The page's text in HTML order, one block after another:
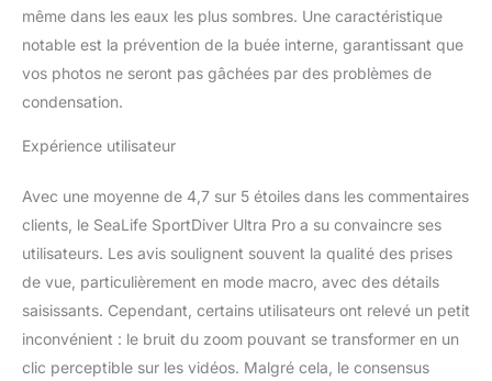
rapidement. La capsule
anti-buée Moisture
Muncher empêche la
Sea Dragon 2500F ou le
filtre inclus sur la coque
SportDiver ULTRA, vos
images seront comme
sous-marin
professionnel. La
technologie LED COB
même dans les eaux les plus sombres. Une caractéristique
notable est la prévention de la buée interne, garantissant que
vos photos ne seront pas gâchées par des problèmes de
condensation.
Expérience utilisateur
Avec une moyenne de 4,7 sur 5 étoiles dans les commentaires
clients, le SeaLife SportDiver Ultra Pro a su convaincre ses
utilisateurs. Les avis soulignent souvent la qualité des prises
de vue, particulièrement en mode macro, avec des détails
saisissants. Cependant, certains utilisateurs ont relevé un petit
inconvénient : le bruit du zoom pouvant se transformer en un
clic perceptible sur les vidéos. Malgré cela, le consensus